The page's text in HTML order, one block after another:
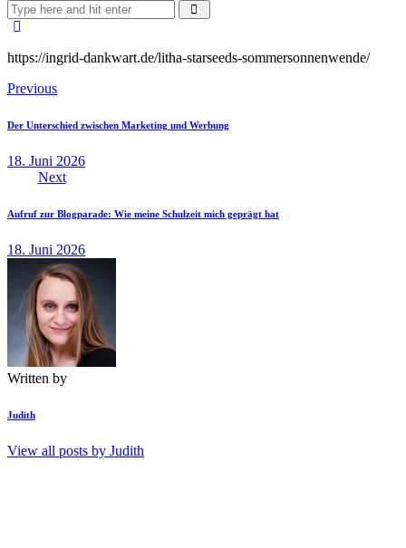
https://ingrid-dankwart.de/litha-starseeds-sommersonnenwende/
Beitragsnavigation
Previous
Der Unterschied zwischen Marketing und Werbung
18. Juni 2026
Next
Aufruf zur Blogparade: Wie meine Schulzeit mich geprägt hat
18. Juni 2026
Written by
Judith
View all posts by Judith